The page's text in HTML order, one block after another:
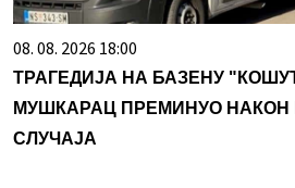
08. 08. 2026 18:00
ТРАГЕДИЈА НА БАЗЕНУ
МУШКАРАЦ ПРЕМИНУО НАКОН
СЛУЧАЈА